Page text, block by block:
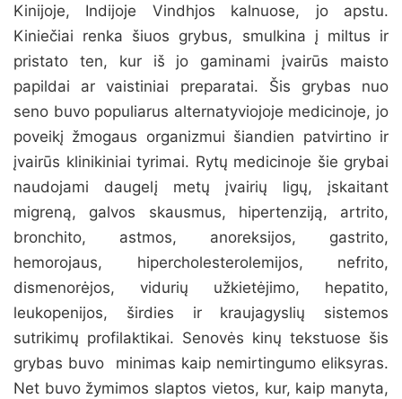
Kinijoje, Indijoje Vindhjos kalnuose, jo apstu.
Kiniečiai renka šiuos grybus, smulkina į miltus ir
pristato ten, kur iš jo gaminami įvairūs maisto
papildai ar vaistiniai preparatai. Šis grybas nuo
seno buvo populiarus alternatyviojoje medicinoje, jo
poveikį žmogaus organizmui šiandien patvirtino ir
įvairūs klinikiniai tyrimai. Rytų medicinoje šie grybai
naudojami daugelį metų įvairių ligų, įskaitant
migreną, galvos skausmus, hipertenziją, artrito,
bronchito, astmos, anoreksijos, gastrito,
hemorojaus, hipercholesterolemijos, nefrito,
dismenorėjos, vidurių užkietėjimo, hepatito,
leukopenijos, širdies ir kraujagyslių sistemos
sutrikimų profilaktikai. Senovės kinų tekstuose šis
grybas buvo minimas kaip nemirtingumo eliksyras.
Net buvo žymimos slaptos vietos, kur, kaip manyta,